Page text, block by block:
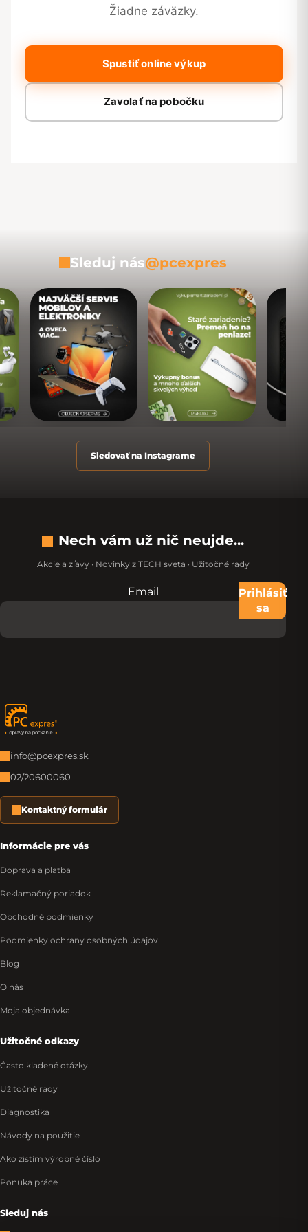
Žiadne záväzky.
Spustiť online výkup
Zavolať na pobočku
Sleduj nás@pcexpres
Sledovať na Instagrame
Nech vám už nič neujde...
Akcie a zľavy · Novinky z TECH sveta · Užitočné rady
Nevypĺňajte toto pole:
Email
Prihlásiť
sa
Zápätie
info@pcexpres.sk
02/20600060
Kontaktný formulár
Informácie pre vás
Doprava a platba
Reklamačný poriadok
Obchodné podmienky
Podmienky ochrany osobných údajov
Blog
O nás
Moja objednávka
Užitočné odkazy
Často kladené otázky
Užitočné rady
Diagnostika
Návody na použitie
Ako zistím výrobné číslo
Ponuka práce
Sleduj nás